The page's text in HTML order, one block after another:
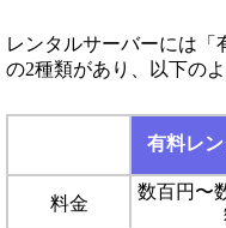
レンタルサーバーには「
の2種類があり、以下の
有料レ
料金
数百円〜